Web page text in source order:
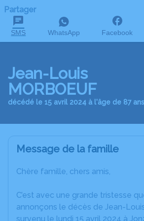
Partager
SMS WhatsApp Facebook
Jean-Louis
MORBOEUF
décédé le 15 avril 2024 à l'âge de 87 ans
Message de la famille
Chère famille, chers amis,
C’est avec une grande tristesse
annonçons le décès de Jean-
survenu le lundi 15 avril 2024 à